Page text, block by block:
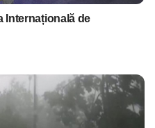
Internațională de